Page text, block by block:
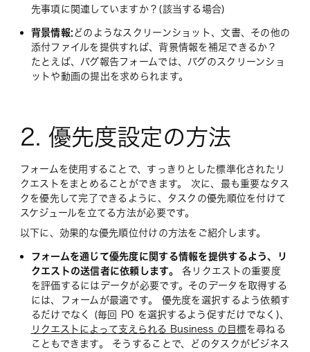
先事項に関連していますか？(該当する場合)
背景情報: どのようなスクリーンショット、文書、その他の
添付ファイルを提供すれば、背景情報を補足できるか？
たとえば、バグ報告フォームでは、バグのスクリーンショ
ットや動画の提出を求められます。
2. 優先度設定の方法
フォームを使用することで、すっきりとした標準化されたリ
クエストをまとめることができます。 次に、最も重要なタス
クを優先して完了できるように、タスクの優先順位を付けて
スケジュールを立てる方法が必要です。
以下に、効果的な優先順位付けの方法をご紹介します。
フォームを通じて優先度に関する情報を提供するよう、リ
クエストの送信者に依頼します。
各リクエストの重要度
を評価するにはデータが必要です。そのデータを取得する
には、フォームが最適です。 優先度を選択するよう依頼す
るだけでなく (毎回 P0 を選択するよう促すだけでなく)、
リクエストによって支えられる Business の目標を尋ねる
こともできます。 そうすることで、どのタスクがビジネス